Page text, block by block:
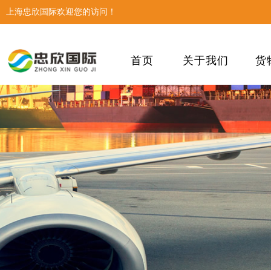
上海忠欣国际欢迎您的访问！
首页 关于我们 货